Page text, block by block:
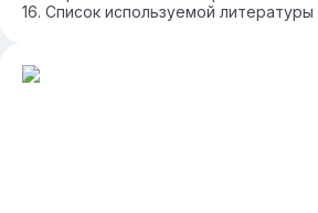
Список используемой литературы